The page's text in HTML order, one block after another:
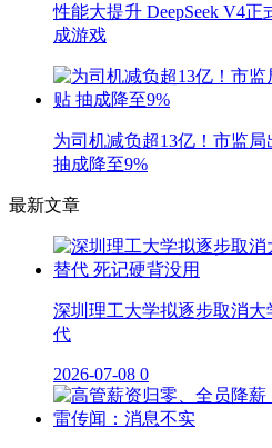
性能大提升 DeepSeek V4
成游戏
为司机减负超13亿！市监
抽成降至9%
最新文章
深圳理工大学拟逐步取消
代
2026-07-08 0